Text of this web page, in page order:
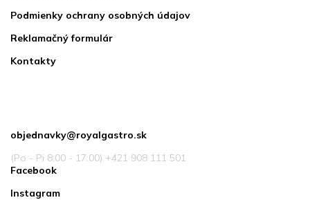
Podmienky ochrany osobných údajov
Reklamačný formulár
Kontakty
objednavky@royalgastro.sk
(Po - Pi 8:00 - 17:00) +421 908 111 501
Facebook
Instagram